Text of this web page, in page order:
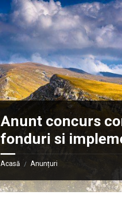
Anunt concurs
fonduri si
Acasă / Anunțuri